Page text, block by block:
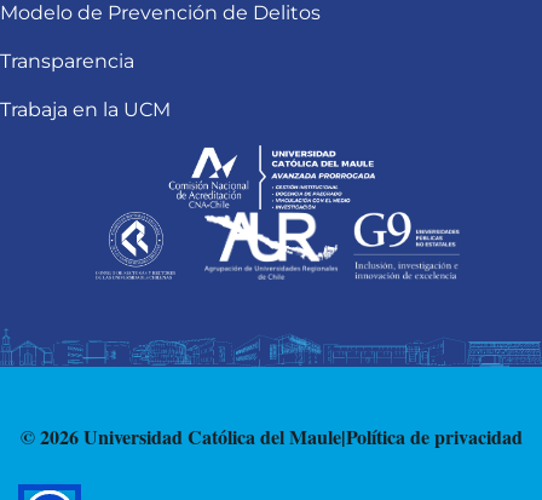
Modelo de Prevención de Delitos
Transparencia
Trabaja en la UCM
© 2026 Universidad Católica del Maule|Política de privacidad